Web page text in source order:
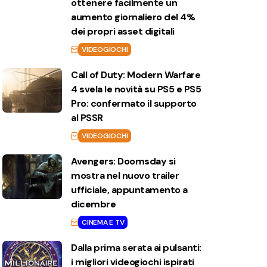
ottenere facilmente un
aumento giornaliero del 4%
dei propri asset digitali
VIDEOGIOCHI
Call of Duty: Modern Warfare
4 svela le novità su PS5 e PS5
Pro: confermato il supporto
al PSSR
VIDEOGIOCHI
Avengers: Doomsday si
mostra nel nuovo trailer
ufficiale, appuntamento a
dicembre
CINEMA E TV
Dalla prima serata ai pulsanti:
i migliori videogiochi ispirati